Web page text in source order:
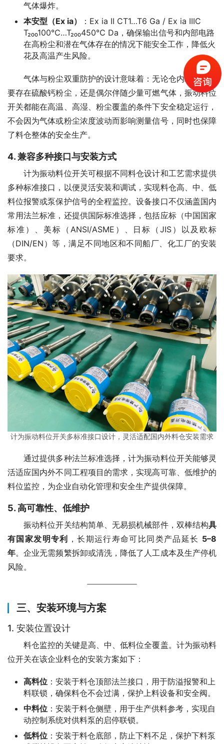
气体爆炸。
本安型（Ex ia）
：Ex ia II CT1…T6 Ga / Ex ia IIIC
T₂₀₀100℃…T₂₀₀450℃ Da，确保输出信号和内部电路
在高粉尘和潜在气体存在的情况下能安全工作，降低火
花及高温产生风险。
气体与粉尘双重防护的设计意味着：无论仓内环境是主
要存在硫酸钙粉尘，还是偶尔伴随少量可燃气体，振动料位
开关都能在高温、高湿、粉尘覆盖的条件下安全稳定运行，
不会因为气体或粉尘浓度波动而影响测量信号，同时也保障
了料仓整体的安全生产。
4. 兼容多种接口与安装方式
计为振动料位开关可根据不同料仓设计和工艺需求提供
多种标准接口，以便灵活安装和调试，实现料仓高、中、低
料位报警或泵保护信号的全程监控。设备接口不仅涵盖国内
常用法兰标准，还提供国际标准选择，包括应标（中国国家
标准）、美标（ANSI/ASME）、日标（JIS）以及欧标
（DIN/EN）等，满足不同地区和不同船厂、化工厂的安装
要求。
计为振动料位开关多标准接口设计，灵活适配国内外料仓安装需求
通过提供多种法兰标准选择，计为振动料位开关能够灵
活适应国内外不同工程项目的需求，实现高可靠、低维护的
料位监控，为企业自动化管理和安全生产提供保障。
5. 高可靠性、低维护
振动料位开关结构简单、无易损机械部件，双棒结构具
有国家发明专利 ，长期运行寿命可比同类产品延长 5–8
年。企业无需频繁拆卸或清洗，降低了人工成本及生产停机
风险。
三、安装环境与方案
1. 安装位置设计
料仓监控的关键是高、中、低料位全覆盖。计为振动料
位开关在该企业料仓的安装方案如下：
高料位 ：安装于料仓顶部法兰接口，用于防溢报警和上
料联锁，确保料仓不会过满，保护上料设备和安全阀。
中料位 ：安装于料仓侧壁，用于生产供料参考，实现自
动控制系统对供料泵的启停联锁。
低料位 ：安装于料仓底部，防止下料不足，保护下料泵